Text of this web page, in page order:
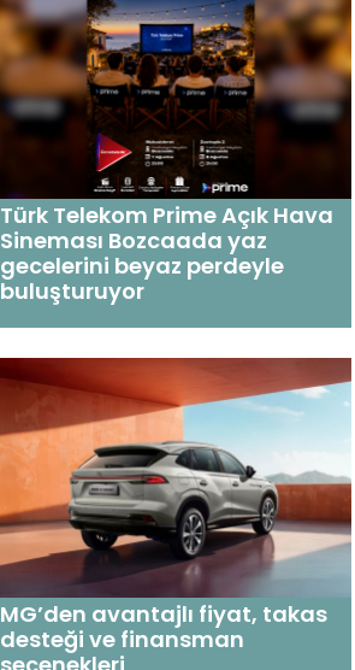
Türk Telekom Prime Açık Hava
Sineması Bozcaada yaz
gecelerini beyaz perdeyle
buluşturuyor
MG’den avantajlı fiyat, takas
desteği ve finansman